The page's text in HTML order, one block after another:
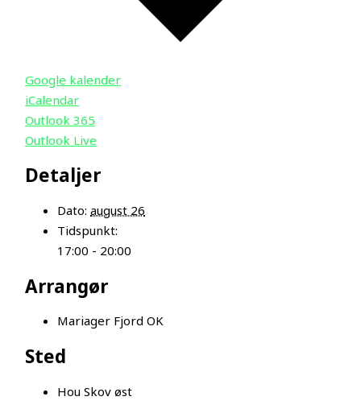
Google kalender
iCalendar
Outlook 365
Outlook Live
Detaljer
Dato: august 26
Tidspunkt:
17:00 - 20:00
Arrangør
Mariager Fjord OK
Sted
Hou Skov øst